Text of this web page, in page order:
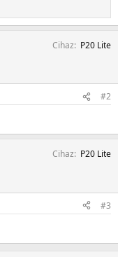
Cihaz P20 Lite
#2
Cihaz P20 Lite
#3